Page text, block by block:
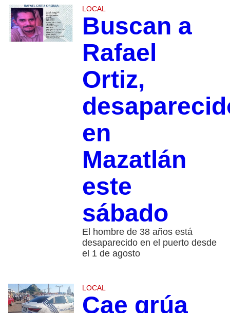
LOCAL
Buscan a
Rafael
Ortiz,
en
Mazatlán
este
sábado
El hombre de 38 años está
desaparecido en el puerto desde
el 1 de agosto
LOCAL
Cae grúa